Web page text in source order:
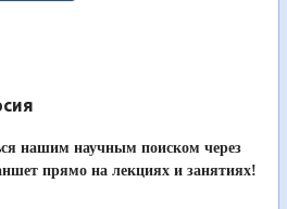
нашим научным поиском через
прямо на лекциях и занятиях!